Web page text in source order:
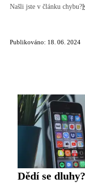
Našli jste v článku chybu?
Publikováno: 18. 06. 2024
Dědí se